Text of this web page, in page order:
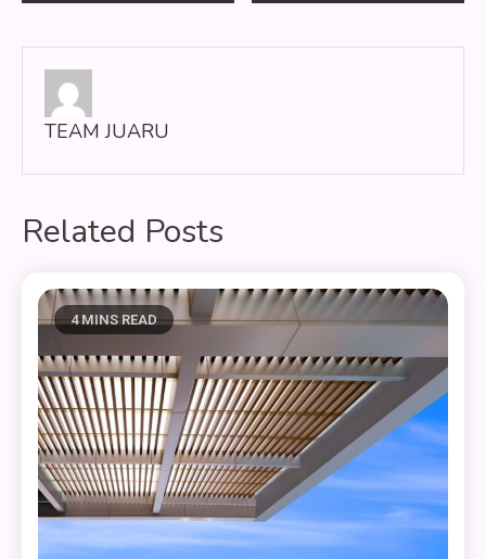
TEAM JUARU
Related Posts
4 MINS READ